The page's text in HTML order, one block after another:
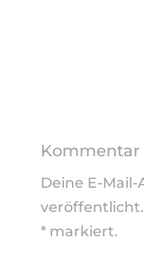
Kommentar
Deine E-
veröffentlicht.
*markiert.